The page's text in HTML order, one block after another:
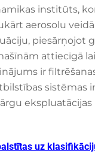
institūts,
aerosolu
piesārņojot
attiecīgā
ir
sistēmas
uz